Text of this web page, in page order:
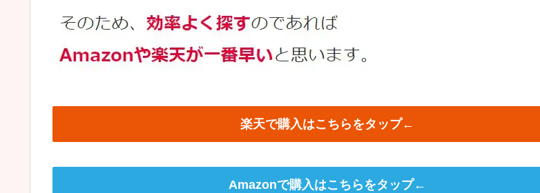
楽天で購入はこちらをタップ←
Amazonで購入はこちらをタップ←